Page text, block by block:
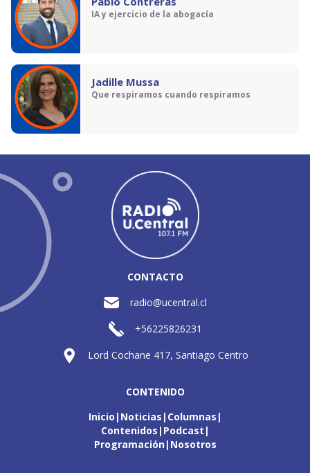
IA y ejercicio de la abogacía
Jadille Mussa
Que respiramos cuando respiramos
CONTACTO
radio@ucentral.cl
+56225826231
Lord Cochane 417, Santiago Centro
CONTENIDO
Inicio Noticias Columnas
Contenidos Podcast
Programación Nosotros